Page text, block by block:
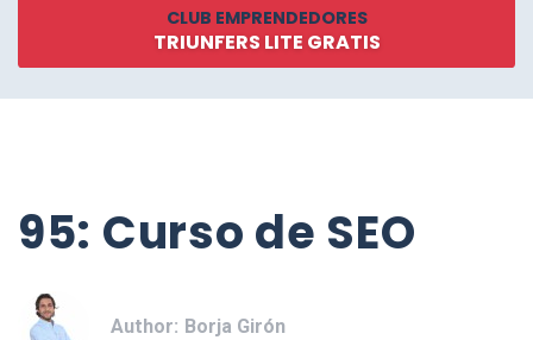
CLUB EMPRENDEDORES
TRIUNFERS LITE GRATIS
95: Curso de SEO
Author: Borja Girón